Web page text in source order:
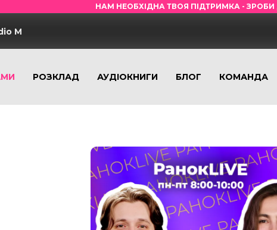
НАМ НЕОБХІДНА ТВОЯ ПІДТРИМКА -
M
РОЗКЛАД АУДІОКНИГИ БЛОГ КОМАНДА